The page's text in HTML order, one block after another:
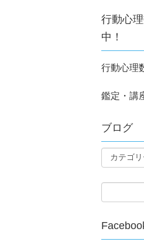
行動心
中！
行動心理
鑑定・講
ブログ